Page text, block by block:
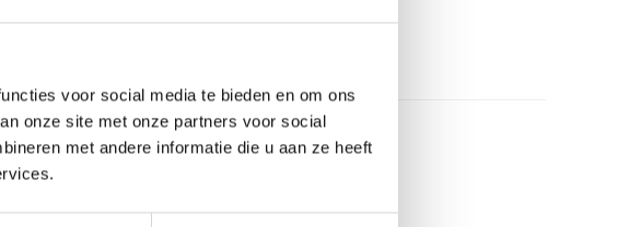
voor social media te bieden en om ons
onze site met onze partners voor social
met andere informatie die u aan ze heeft
-